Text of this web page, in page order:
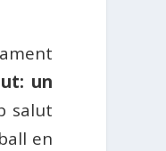
un
salut
en